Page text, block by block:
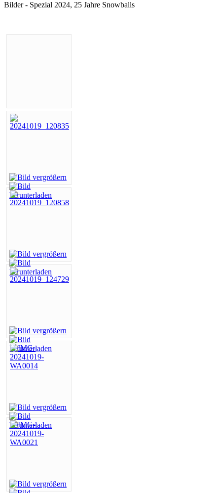
Bilder - Spezial 2024, 25 Jahre Snowballs